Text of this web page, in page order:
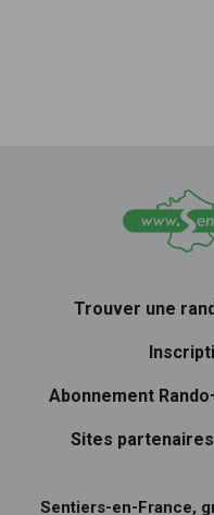
Trouver une
Abonnement
Sites partenaires
Sentiers-en-France,